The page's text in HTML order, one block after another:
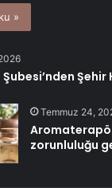
»
Şubesi’nden
Temmuz 24,
zorunluluğu